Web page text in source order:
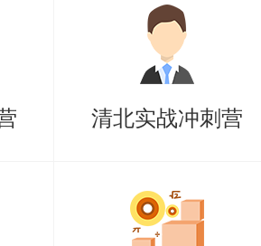
条所述的申请材料
已发表论文、奖状证
清北实战冲刺营